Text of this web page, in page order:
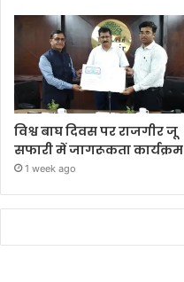
विश्व बाघ दिवस पर राजगीर जू
सफारी में जागरूकता कार्यक्रम
1 week ago